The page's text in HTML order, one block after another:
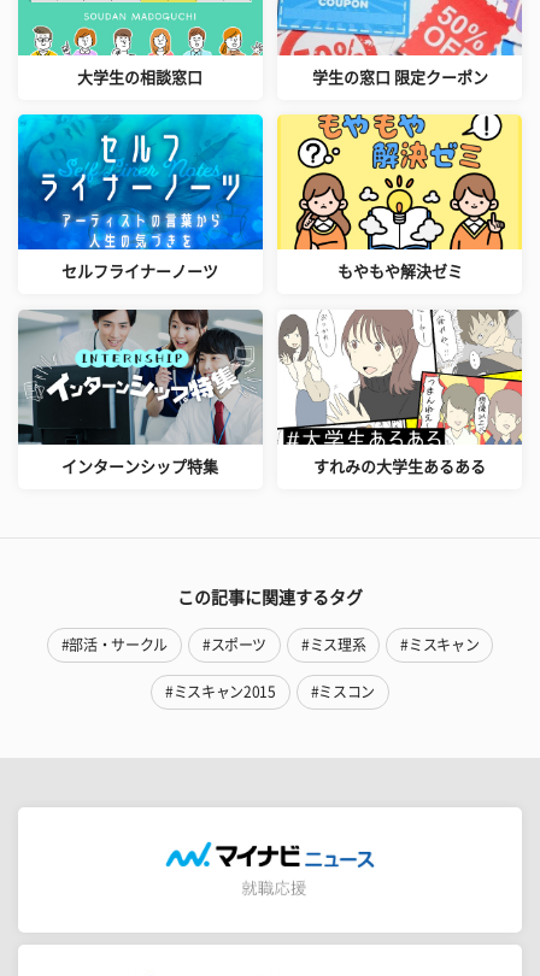
大学生の相談窓口 学生の窓口 限定クーポン
セルフライナーノーツ もやもや解決ゼミ
インターンシップ特集 すれみの大学生あるある
この記事に関連するタグ
#部活・サークル #スポーツ #ミス理系 #ミスキャン
#ミスキャン2015 #ミスコン